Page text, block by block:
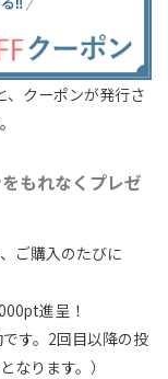
クーポンが発行さ
もれなくプレゼ
ご購入のたびに
進呈！
す。2回目以降の投
なります。）